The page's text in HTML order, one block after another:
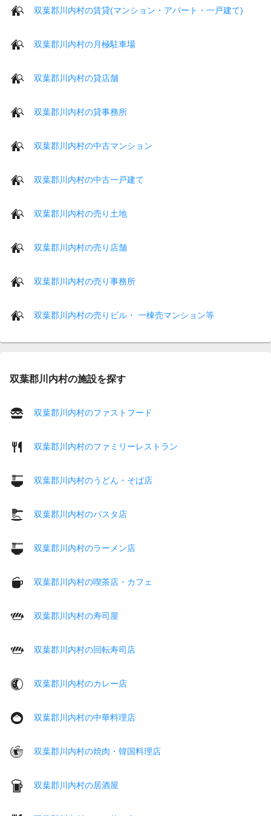
双葉郡川内村の賃貸(マンション・アパート・一戸建て)
双葉郡川内村の月極駐車場
双葉郡川内村の貸店舗
双葉郡川内村の貸事務所
双葉郡川内村の中古マンション
双葉郡川内村の中古一戸建て
双葉郡川内村の売り土地
双葉郡川内村の売り店舗
双葉郡川内村の売り事務所
双葉郡川内村の売りビル・ 一棟売マンション等
双葉郡川内村の施設を探す
双葉郡川内村のファストフード
双葉郡川内村のファミリーレストラン
双葉郡川内村のうどん・そば店
双葉郡川内村のパスタ店
双葉郡川内村のラーメン店
双葉郡川内村の喫茶店・カフェ
双葉郡川内村の寿司屋
双葉郡川内村の回転寿司店
双葉郡川内村のカレー店
双葉郡川内村の中華料理店
双葉郡川内村の焼肉・韓国料理店
双葉郡川内村の居酒屋